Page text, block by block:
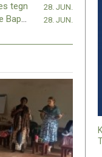
tegn 28. JUN.
En ny baptistmenighed er på vej – Vejle Baptistkirke 28. JUN.